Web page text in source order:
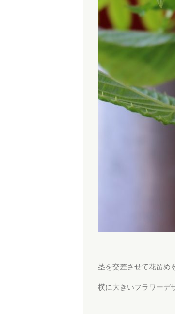
茎を交差させて花留め
横に大きいフラワーデ